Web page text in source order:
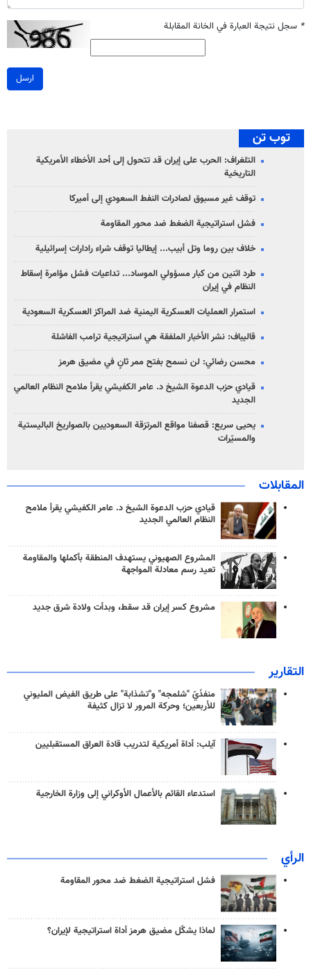
* سجل نتيجة العبارة في الخانة المقابلة
ارسل
توب تن
التلغراف: الحرب على إيران قد تتحول إلى أحد الأخطاء الأمريكية
التاريخية
توقف غير مسبوق لصادرات النفط السعودي إلى أميركا
فشل استراتيجية الضغط ضد محور المقاومة
خلاف بين روما وتل أبيب... إيطاليا توقف شراء رادارات إسرائيلية
طرد اثنين من كبار مسؤولي الموساد... تداعيات فشل مؤامرة إسقاط
النظام في إيران
استمرار العمليات العسكرية اليمنية ضد المراكز العسكرية السعودية
قاليباف: نشر الأخبار الملفقة هي استراتيجية ترامب الفاشلة
محسن رضائي: لن نسمح بفتح ممر ثانٍ في مضيق هرمز
قيادي حزب الدعوة الشيخ د. عامر الكفيشي يقرأ ملامح النظام العالمي
الجديد
يحيى سريع: قصفنا مواقع المرتزقة السعوديين بالصواريخ الباليستية
والمسيّرات
المقابلات
قيادي حزب الدعوة الشيخ د. عامر الكفيشي يقرأ ملامح
النظام العالمي الجديد
المشروع الصهيوني يستهدف المنطقة بأكملها والمقاومة
تعيد رسم معادلة المواجهة
مشروع كسر إيران قد سقط، وبدأت ولادة شرق جديد
التقارير
منفذَيّ "شلمجه" و"تشذابة" على طريق الفيض المليوني
للأربعين؛ وحركة المرور لا تزال كثيفة
آيلب: أداة أمريكية لتدريب قادة العراق المستقبليين
استدعاء القائم بالأعمال الأوكراني إلى وزارة الخارجية
الرأي
فشل استراتيجية الضغط ضد محور المقاومة
لماذا يشكّل مضيق هرمز أداة استراتيجية لإيران؟